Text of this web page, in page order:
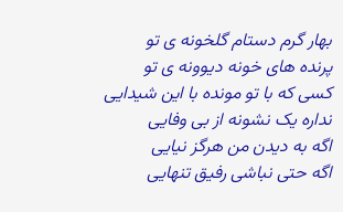
بهار گرم دستام گلخونه ی تو
پرنده های خونه دیوونه ی تو
کسی که با تو مونده با این شیدایی
نداره یک نشونه از بی وفایی
اگه به دیدن من هرگز نیایی
اگه حتی نباشی رفیق تنهایی